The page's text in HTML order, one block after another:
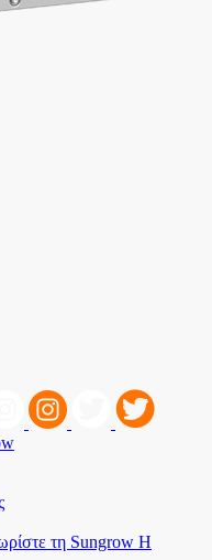
τη Sungrow Η